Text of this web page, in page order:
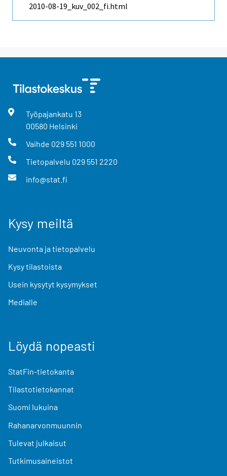
2010-08-19_kuv_002_fi.html
Työpajankatu 13
00580 Helsinki
Vaihde 029 551 1000
Tietopalvelu 029 551 2220
info@stat.fi
Kysy meiltä
Neuvonta ja tietopalvelu
Kysy tilastoista
Usein kysytyt kysymykset
Medialle
Löydä nopeasti
StatFin-tietokanta
Tilastotietokannat
Suomi lukuina
Rahanarvonmuunnin
Tulevat julkaisut
Tutkimusaineistot